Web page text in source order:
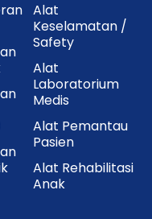
Alat
Keselamatan /
Safety
Alat
Laboratorium
Medis
Alat Pemantau
Pasien
Alat Rehabilitasi
Anak